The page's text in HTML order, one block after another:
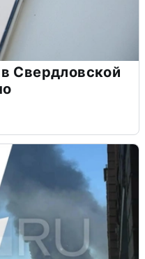
Свердловской